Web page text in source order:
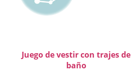
Juego de vestir con trajes de
baño